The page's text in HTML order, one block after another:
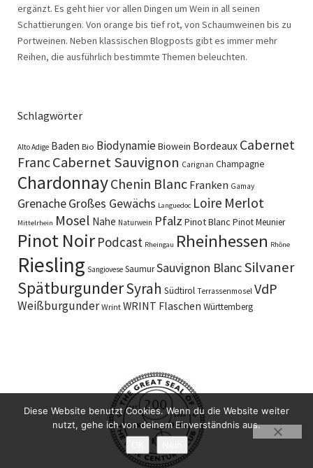
ergänzt. Es geht hier vor allen Dingen um Wein in all seinen
Schattierungen. Von orange bis tief rot, von Schaumweinen bis zu
Portweinen. Neben klassischen Blogposts gibt es immer mehr
Reihen, die ausführlich bestimmte Themen beleuchten.
Schlagwörter
Alto Adige Baden Bio BiodynamieBiowein Bordeaux Cabernet
FrancCabernet Sauvignon Carignan Champagne
ChardonnayChenin Blanc Franken Gamay
GrenacheGroßes Gewächs Languedoc Loire Merlot
Mittelrhein Mosel Nahe Naturwein Pfalz Pinot Blanc Pinot Meunier
Pinot Noir Podcast Rheingau Rheinhessen Rhône
Riesling Sangiovese SaumurSauvignon BlancSilvaner
SpätburgunderSyrah Südtirol Terrassenmosel VdP
Weißburgunder Wrint WRINT Flaschen Württemberg
Diese Website benutzt Cookies. Wenn du die Website weiter
nutzt, gehe ich von deinem Einverständnis aus.